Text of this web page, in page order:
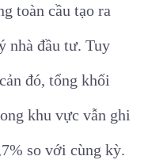
toàn cầu tạo ra
nhà đầu tư. Tuy
đó, tổng khối
khu vực vẫn ghi
so với cùng kỳ.